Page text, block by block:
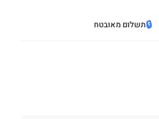
🔒תשלום מאובטח